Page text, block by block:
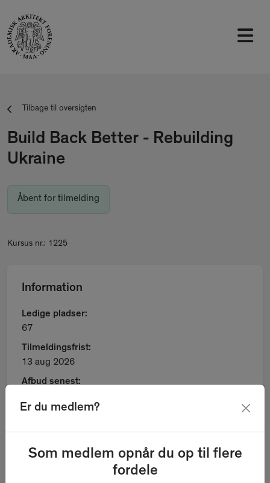
Er du medlem?
Som medlem opnår du op til flere
fordele
Tilbage til oversigten
Build Back Better - Rebuilding
Ukraine
Åbent for tilmelding
Kursus nr.: 1225
Information
Ledige pladser:
67
Tilmeldingsfrist:
13 aug 2026
Afbud senest: